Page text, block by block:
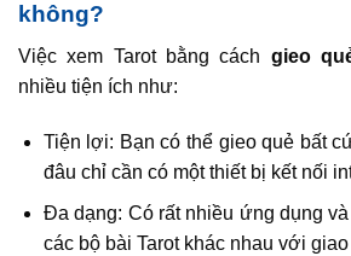
không?
Việc xem Tarot bằng cách gieo
nhiều tiện ích như:
Tiện lợi: Bạn có thể gieo quẻ bất
đâu chỉ cần có một thiết bị kết nối
Đa dạng: Có rất nhiều ứng dụng
các bộ bài Tarot khác nhau với